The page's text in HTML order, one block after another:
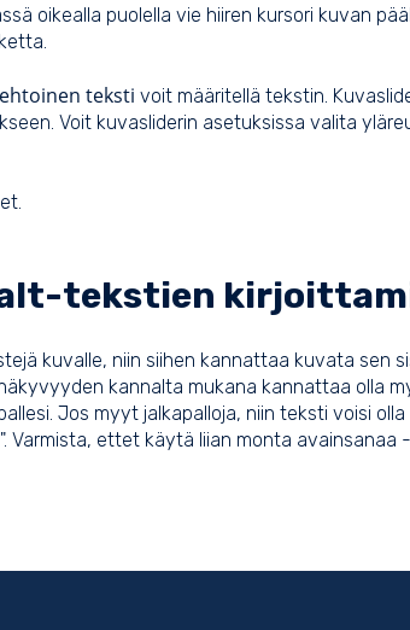
oikealla puolella vie hiiren kursori kuvan
tekstivoit määritellä tekstin.
Voit kuvasliderin asetuksissa valita
tekstien
kuvalle, niin siihen kannattaa kuvata sen
kannalta mukana kannattaa olla
Jos myyt jalkapalloja, niin teksti voisi
Varmista, ettet käytä liian monta